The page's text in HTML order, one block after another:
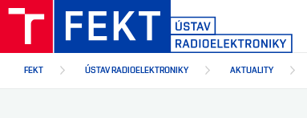
Přejít
hlavnímu
FEKT ÚSTAV RADIOELEKTRONIKY AKTUALITY